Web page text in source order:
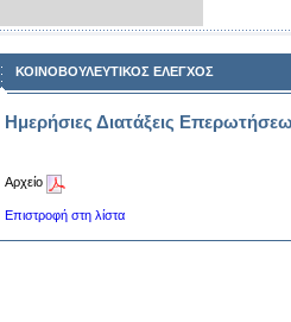
ΚΟΙΝΟΒΟΥΛΕΥΤΙΚΟΣ ΕΛΕΓΧΟΣ
Ημερήσιες Διατάξεις
Αρχείο
Επιστροφή στη λίστα